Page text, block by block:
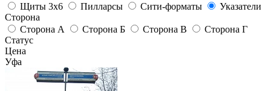
Щиты 3х6
Пилларсы Сити-форматы Указатели
Сторона
Сторона А
Сторона Б Сторона В
Сторона Г
Статус
Цена
Уфа